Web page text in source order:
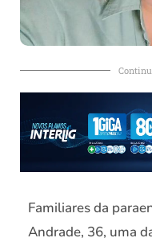
Familiares da
Andrade, 36, uma